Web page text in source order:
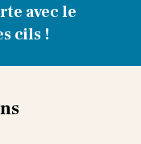
avec le
cils !